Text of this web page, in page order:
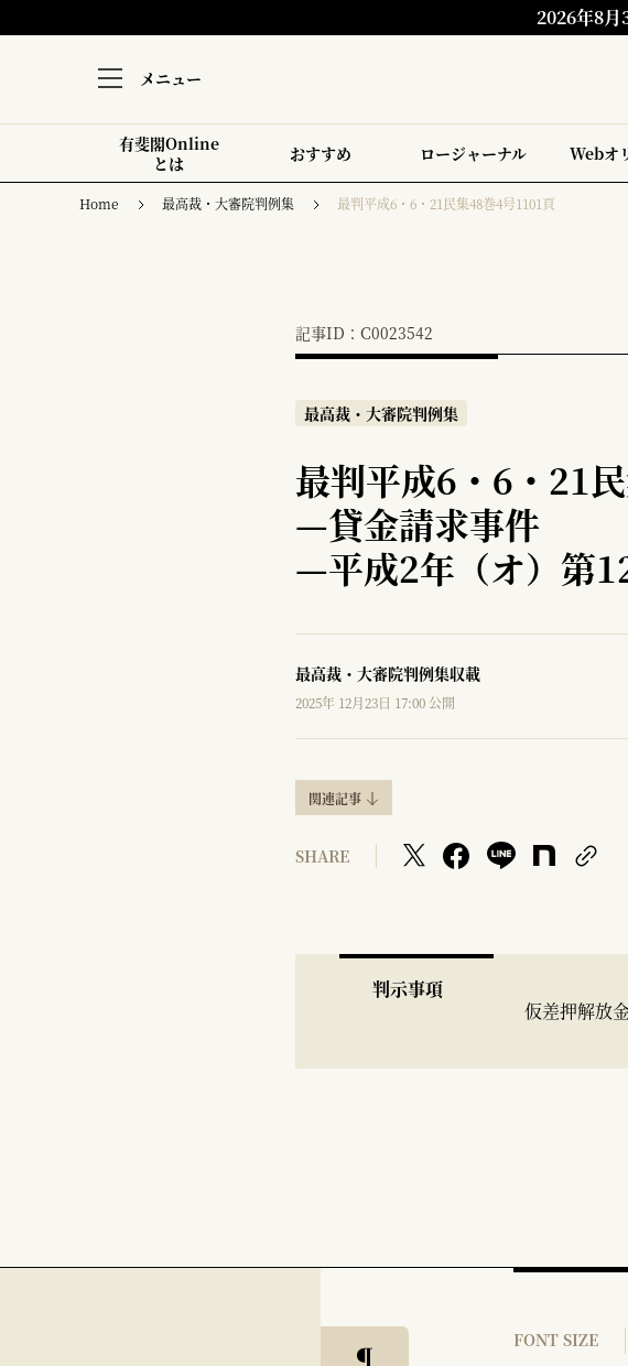
2026年8月
メニュー
有斐閣Online
とは
おすすめ ロージャーナル Webオ
Home 最高裁・大審院判例集 最判平成6・6・21民集48巻4号1101頁
記事ID：C0023542
最高裁・大審院判例集
最判平成6・6・21
—貸金請求事件
—平成2年（オ）第
最高裁・大審院判例集収載
2025年 12月23日 17:00 公開
関連記事
SHARE
判示事項
仮差押解放
FONT SIZE